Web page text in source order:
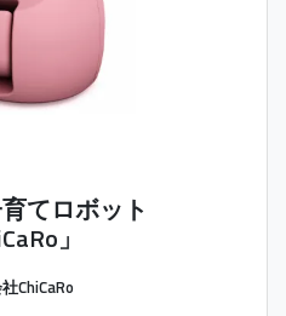
てロボット
」
ChiCaRo